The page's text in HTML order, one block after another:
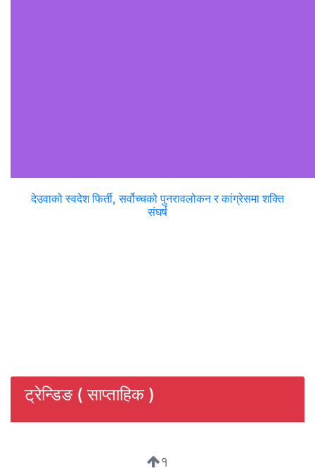
देउवाको स्वदेश फिर्ती, सर्वोच्चको पुनरावलोकन र कांग्रेसमा शक्ति
संघर्ष
ट्रेन्डिङ ( साप्ताहिक )
१